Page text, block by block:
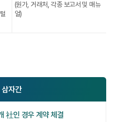
(원가, 거래처, 각종 보고서 및 매뉴
얼)
삼자간
社인 경우 계약 체결